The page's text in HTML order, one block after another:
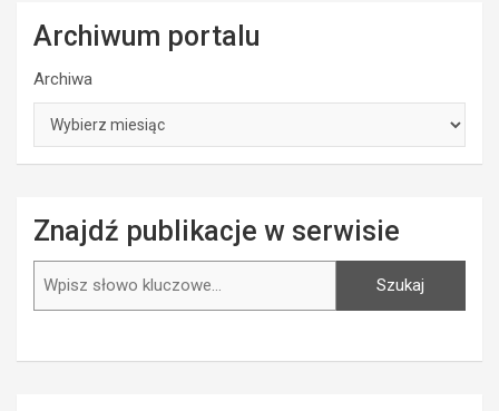
Archiwum portalu
Archiwa
Znajdź publikacje w serwisie
Szukaj